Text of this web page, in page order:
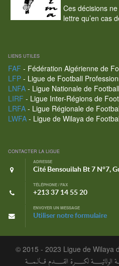
Ces décisions
lettre qu’en cas
LIENS UTILES
FAF - Fédération Algérienne de
LFP- Ligue de Football
LNFA- Ligue Nationale de
LIRF - Ligue Inter-Régions de
LRFA- Ligue Régionale de
LWFA- Ligue de Wilaya de
CONTACTER LA LIGUE
ADRESSE
Cité Bensouilah Bt 7 N°7,
TÉLÉPHONE / FAX
+213 37 14 55 20
ENVOYER UN MESSAGE
Utiliser notre formulaire
© 2015 - 2023 Ligue de Wilaya
لكــــرة القــــدم قـالـمـــة